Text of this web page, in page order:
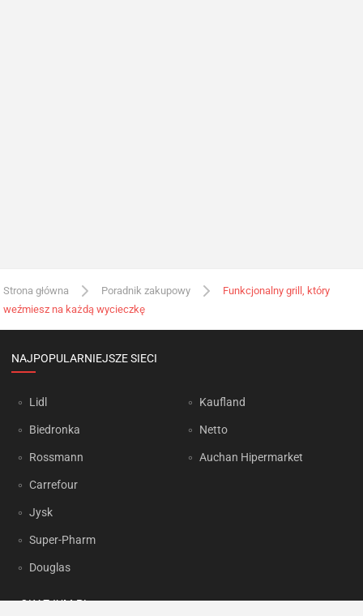
Strona główna Poradnik zakupowy
Funkcjonalny grill, który
weźmiesz na każdą wycieczkę
NAJPOPULARNIEJSZE SIECI
Lidl
Biedronka
Rossmann
Carrefour
Jysk
Super-Pharm
Douglas
Kaufland
Netto
Auchan Hipermarket
OKAZJUM.PL